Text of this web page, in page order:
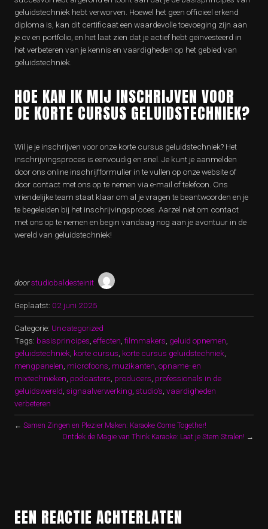
geluidstechniek hebt verworven. Hoewel het geen officieel erkend
diploma is, kan dit certificaat een waardevolle toevoeging zijn aan
je cv en portfolio, en het laat zien dat je actief hebt geïnvesteerd in
het verbeteren van je kennis en vaardigheden op het gebied van
geluidstechniek.
HOE KAN IK MIJ INSCHRIJVEN VOOR
DE KORTE CURSUS GELUIDSTECHNIEK?
Wil je je inschrijven voor onze korte cursus geluidstechniek? Het
inschrijvingsproces is eenvoudig en snel. Je kunt je aanmelden
door ons online inschrijfformulier in te vullen op onze website of
door contact met ons op te nemen via e-mail of telefoon. Ons
vriendelijke team staat klaar om al je vragen te beantwoorden en je
te begeleiden bij het inschrijvingsproces. Aarzel niet om contact
met ons op te nemen en begin vandaag nog aan je avontuur in de
wereld van geluidstechniek!
doorstudiobaldesteinit
Geplaatst: 02 juni 2025
Categorie: Uncategorized
Tags: basisprincipes effecten filmmakers geluid opnemen
geluidstechniek korte cursus korte cursus geluidstechniek
mengpanelen microfoons muzikanten opname- en
mixtechnieken podcasters producers professionals in de
geluidswereld signaalverwerking studio's vaardigheden
verbeteren
← Samen Zingen en Plezier Maken: Karaoke Come Together!
Ontdek de Magie van Think Karaoke: Laat je Stem Stralen! →
EEN REACTIE ACHTERLATEN